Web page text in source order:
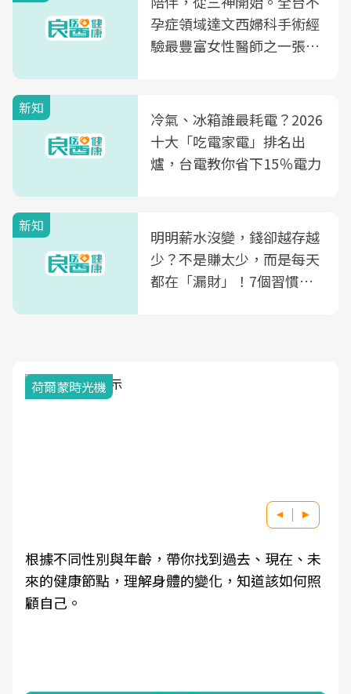
孕症領域達文西婦科手術經
驗最豐富女性醫師之一張永
光田醫院建構360度女性健
康照護生態圈
新知
冷氣、冰箱誰最耗電？2026
十大「吃電家電」排名出
爐，台電教你省下15％電力
新知
明明薪水沒變，錢卻越存越
少？不是賺太少，而是每天
都在「漏財」！7個習慣一
荷爾蒙時光機
根據不同性別與年齡，帶你找到過去、現在、未
來的健康節點，理解身體的變化，知道該如何照
顧自己。